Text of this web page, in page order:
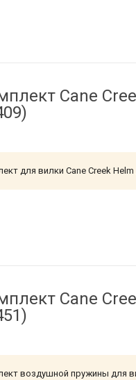
Cane
для вилки Cane Creek
Cane
воздушной пружины для